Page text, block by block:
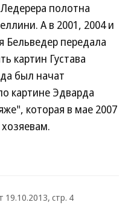
полотна
А в 2001, 2004 и
Бельведер передала
картин Густава
был начат
картине Эдварда
которая в мае 2007
19.10.2013, стр. 4